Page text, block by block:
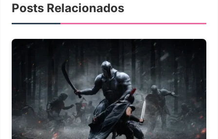
Posts Relacionados